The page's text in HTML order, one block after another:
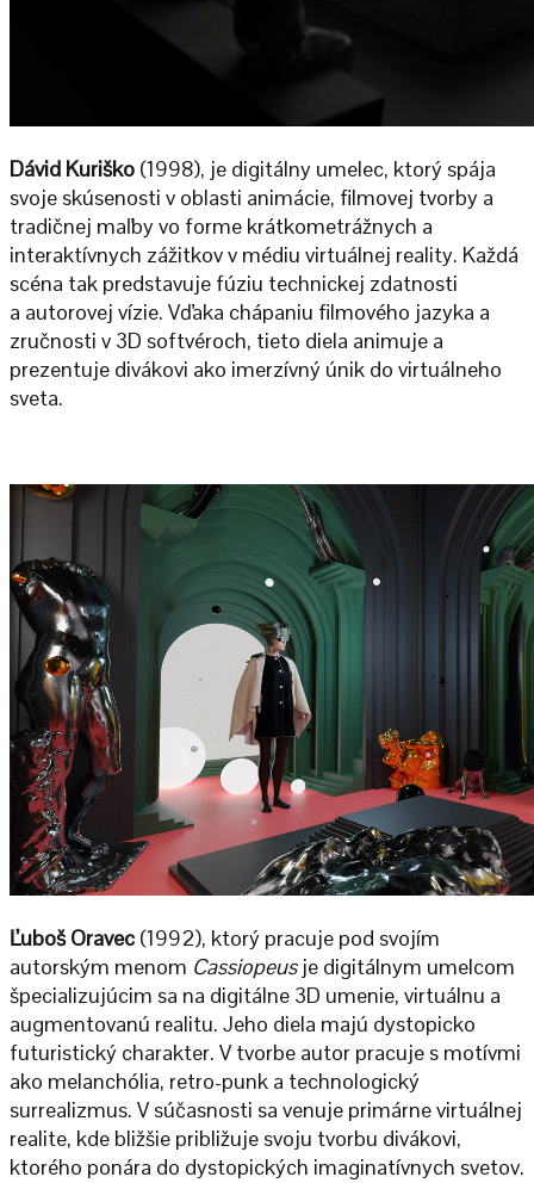
Dávid Kuriško (1998), je digitálny umelec, ktorý spája
svoje skúsenosti v oblasti animácie, filmovej tvorby a
tradičnej maľby vo forme krátkometrážnych a
interaktívnych zážitkov v médiu virtuálnej reality. Každá
scéna tak predstavuje fúziu technickej zdatnosti
a autorovej vízie. Vďaka chápaniu filmového jazyka a
zručnosti v 3D softvéroch, tieto diela animuje a
prezentuje divákovi ako imerzívný únik do virtuálneho
sveta.
Ľuboš Oravec (1992), ktorý pracuje pod svojím
autorským menom Cassiopeusje digitálnym umelcom
špecializujúcim sa na digitálne 3D umenie, virtuálnu a
augmentovanú realitu. Jeho diela majú dystopicko
futuristický charakter. V tvorbe autor pracuje s motívmi
ako melanchólia, retro-punk a technologický
surrealizmus. V súčasnosti sa venuje primárne virtuálnej
realite, kde bližšie približuje svoju tvorbu divákovi,
ktorého ponára do dystopických imaginatívnych svetov.